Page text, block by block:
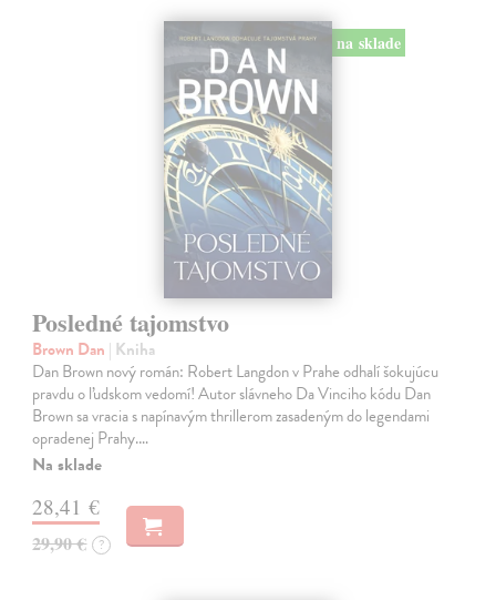
na sklade
Posledné tajomstvo
Brown Dan | Kniha
Dan Brown nový román: Robert Langdon v Prahe odhalí šokujúcu
pravdu o ľudskom vedomí! Autor slávneho Da Vinciho kódu Dan
Brown sa vracia s napínavým thrillerom zasadeným do legendami
opradenej Prahy.…
Na sklade
28,41 €
29,90 € ?